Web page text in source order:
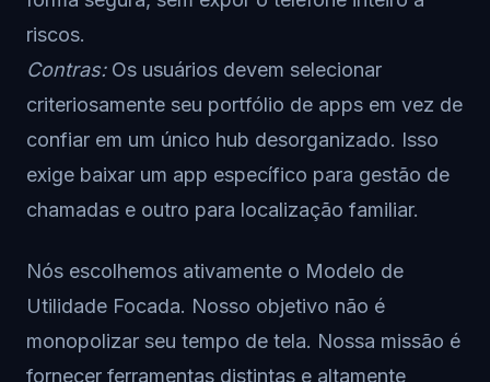
riscos.
Contras:Os usuários devem selecionar
criteriosamente seu portfólio de apps em vez de
confiar em um único hub desorganizado. Isso
exige baixar um app específico para gestão de
chamadas e outro para localização familiar.
Nós escolhemos ativamente o Modelo de
Utilidade Focada. Nosso objetivo não é
monopolizar seu tempo de tela. Nossa missão é
fornecer ferramentas distintas e altamente